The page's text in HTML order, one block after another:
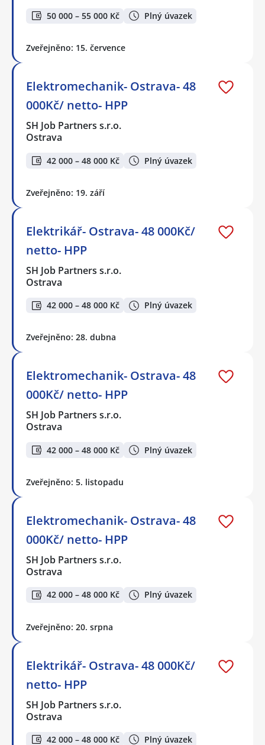
50 000 – 55 000 Kč Plný úvazek
Zveřejněno: 15. července
Elektromechanik- Ostrava- 48
000Kč/ netto- HPP
SH Job Partners s.r.o.
Ostrava
42 000 – 48 000 Kč Plný úvazek
Zveřejněno: 19. září
Elektrikář- Ostrava- 48 000Kč/
netto- HPP
SH Job Partners s.r.o.
Ostrava
42 000 – 48 000 Kč Plný úvazek
Zveřejněno: 28. dubna
Elektromechanik- Ostrava- 48
000Kč/ netto- HPP
SH Job Partners s.r.o.
Ostrava
42 000 – 48 000 Kč Plný úvazek
Zveřejněno: 5. listopadu
Elektromechanik- Ostrava- 48
000Kč/ netto- HPP
SH Job Partners s.r.o.
Ostrava
42 000 – 48 000 Kč Plný úvazek
Zveřejněno: 20. srpna
Elektrikář- Ostrava- 48 000Kč/
netto- HPP
SH Job Partners s.r.o.
Ostrava
42 000 – 48 000 Kč Plný úvazek